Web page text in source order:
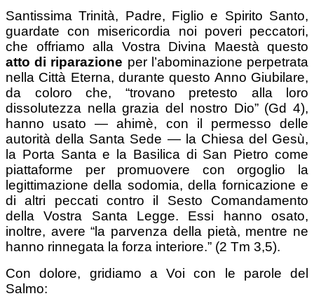
Santissima Trinità, Padre, Figlio e Spirito Santo,
guardate con misericordia noi poveri peccatori,
che offriamo alla Vostra Divina Maestà questo
atto di riparazione per l’abominazione perpetrata
nella Città Eterna, durante questo Anno Giubilare,
da coloro che, “trovano pretesto alla loro
dissolutezza nella grazia del nostro Dio” (Gd 4),
hanno usato — ahimè, con il permesso delle
autorità della Santa Sede — la Chiesa del Gesù,
la Porta Santa e la Basilica di San Pietro come
piattaforme per promuovere con orgoglio la
legittimazione della sodomia, della fornicazione e
di altri peccati contro il Sesto Comandamento
della Vostra Santa Legge. Essi hanno osato,
inoltre, avere “la parvenza della pietà, mentre ne
hanno rinnegata la forza interiore.” (2 Tm 3,5).
Con dolore, gridiamo a Voi con le parole del
Salmo: